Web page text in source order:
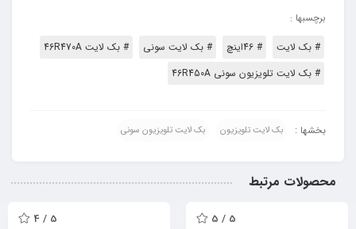
برچسبها :
# بک لایت # 46اینچ # بک لایت سونی
# بک لایت 46R470A
# بک لایت تلویزیون سونی 46R450A
بخشها : بک لایت تلویزیون بک لایت تلویزیون سونی
محصولات مرتبط
5 / 5
5 / 4